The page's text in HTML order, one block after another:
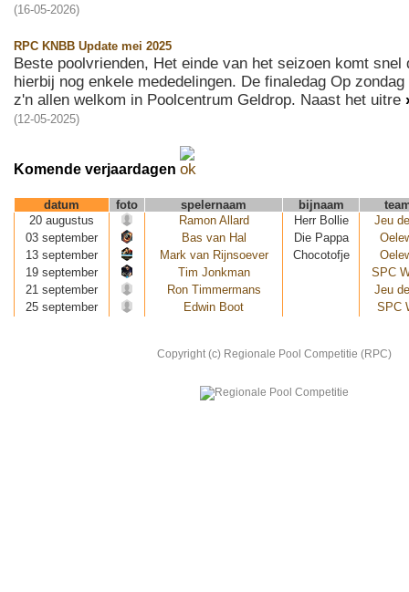
(16-05-2026)
RPC KNBB Update mei 2025
Beste poolvrienden, Het einde van het seizoen komt snel
hierbij nog enkele mededelingen. De finaledag Op
z'n allen welkom in Poolcentrum Geldrop. Naast het uitre
(12-05-2025)
Komende verjaardagen
datum foto spelernaam bijnaam
20 augustus
Ramon Allard Herr Bollie
Jeu
03 september
Bas van Hal Die Pappa
13 september
Mark van Rijnsoever Chocotofje
19 september
Tim Jonkman
SPC
21 september
Ron Timmermans
Jeu
25 september
Edwin Boot SPC
Copyright (c) Regionale Pool Competitie (RPC)